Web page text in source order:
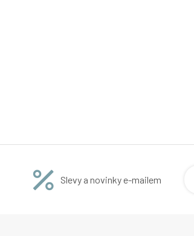
Slevy a novinky e-mailem